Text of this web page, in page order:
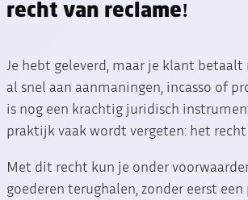
recht van reclame!
Je hebt geleverd, maar je klant betaalt
al snel aan aanmaningen, incasso of
is nog een krachtig juridisch
praktijk vaak wordt vergeten: het recht
Met dit recht kun je onder
goederen terughalen, zonder eerst